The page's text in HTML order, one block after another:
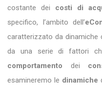
costante dei costi di
specifico, l’ambito dell’
caratterizzato da dinamiche
da una serie di fattori
comportamento dei
esamineremo le dinamiche